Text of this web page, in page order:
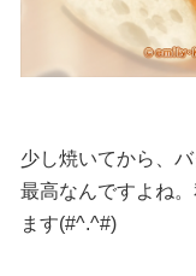
少し焼いてから、
最高なんですよね
ます(#^.^#)